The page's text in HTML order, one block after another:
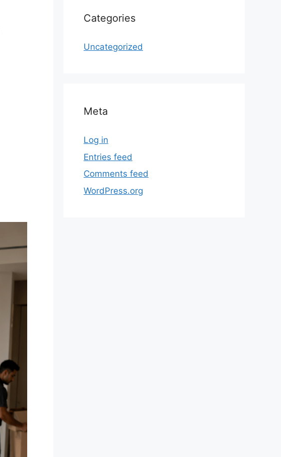
Categories
Uncategorized
Meta
Log in
Entries feed
Comments feed
WordPress.org